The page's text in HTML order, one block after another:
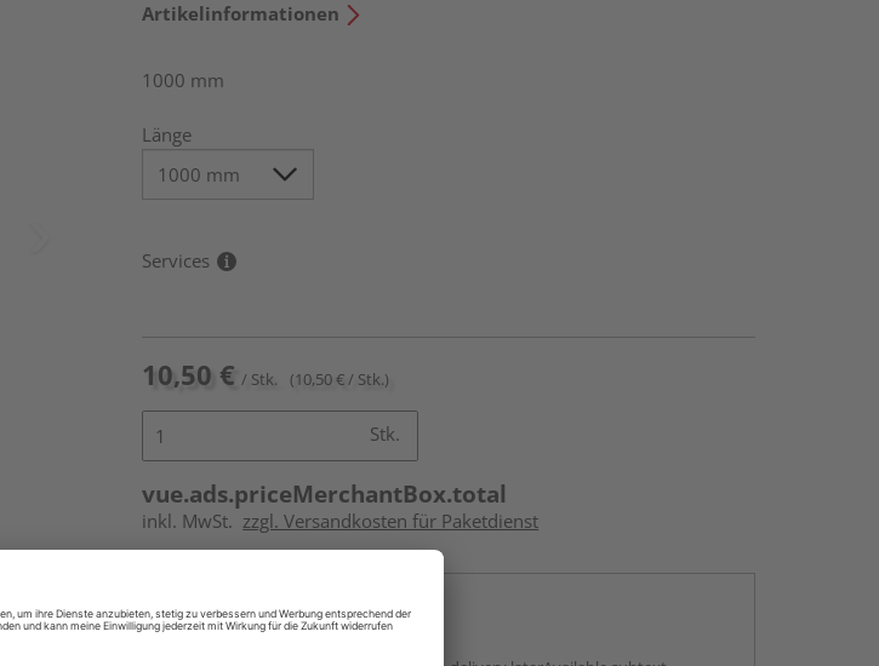
Artikelinformationen
1000 mm
Länge
Services
10,50 € / Stk. (10,50 € / Stk.)
Stk.
vue.ads.priceMerchantBox.total
inkl. MwSt. zzgl. Versandkosten für Paketdienst
Online bestellen